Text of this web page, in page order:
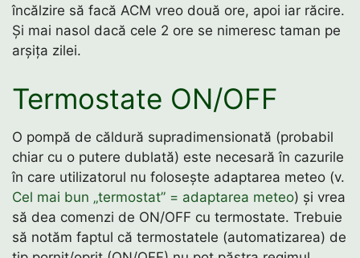
încălzire să facă ACM vreo două ore, apoi iar răcire.
Și mai nasol dacă cele 2 ore se nimeresc taman pe
arșița zilei.
Termostate ON/OFF
O pompă de căldură supradimensionată (probabil
chiar cu o putere dublată) este necesară în cazurile
în care utilizatorul nu folosește adaptarea meteo (v.
Cel mai bun „termostat” = adaptarea meteo) și vrea
să dea comenzi de ON/OFF cu termostate. Trebuie
să notăm faptul că termostatele (automatizarea) de